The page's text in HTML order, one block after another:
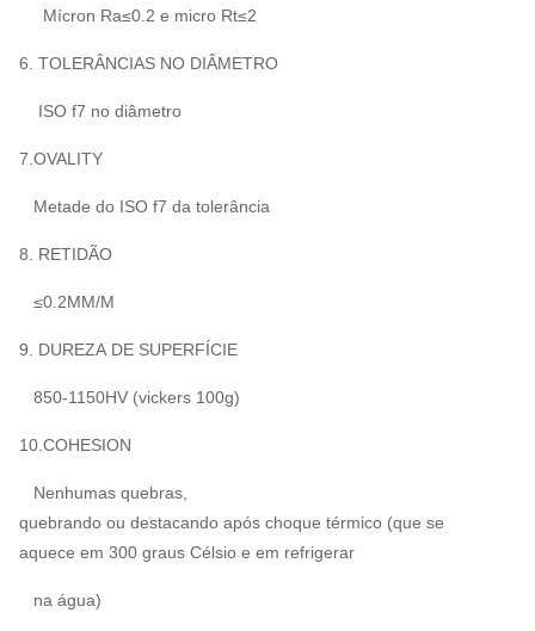
Mícron Ra≤0.2 e micro Rt≤2
6. TOLERÂNCIAS NO DIÂMETRO
ISO f7 no diâmetro
7.OVALITY
Metade do ISO f7 da tolerância
8. RETIDÃO
≤0.2MM/M
9. DUREZA DE SUPERFÍCIE
850-1150HV (vickers 100g)
10.COHESION
Nenhumas quebras,
quebrando ou destacando após choque térmico (que se
aquece em 300 graus Célsio e em refrigerar
na água)